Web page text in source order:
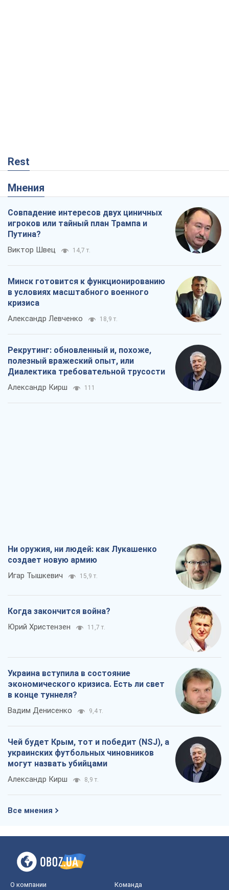
Rest
Мнения
Совпадение интересов двух циничных
игроков или тайный план Трампа и
Путина?
Виктор Швец 14,7 т.
Минск готовится к функционированию
в условиях масштабного военного
кризиса
Александр Левченко 18,9 т.
Рекрутинг: обновленный и, похоже,
полезный вражеский опыт, или
Диалектика требовательной трусости
Александр Кирш 111
Ни оружия, ни людей: как Лукашенко
создает новую армию
Игар Тышкевич 15,9 т.
Когда закончится война?
Юрий Христензен 11,7 т.
Украина вступила в состояние
экономического кризиса. Есть ли свет
в конце туннеля?
Вадим Денисенко 9,4 т.
Чей будет Крым, тот и победит (NSJ), а
украинских футбольных чиновников
могут назвать убийцами
Александр Кирш 8,9 т.
Все мнения
О компании Команда